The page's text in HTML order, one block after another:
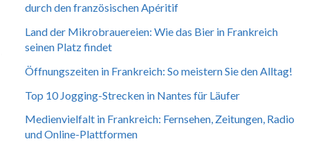
durch den französischen Apéritif
Land der Mikrobrauereien: Wie das Bier in Frankreich
seinen Platz findet
Öffnungszeiten in Frankreich: So meistern Sie den Alltag!
Top 10 Jogging-Strecken in Nantes für Läufer
Medienvielfalt in Frankreich: Fernsehen, Zeitungen, Radio
und Online-Plattformen